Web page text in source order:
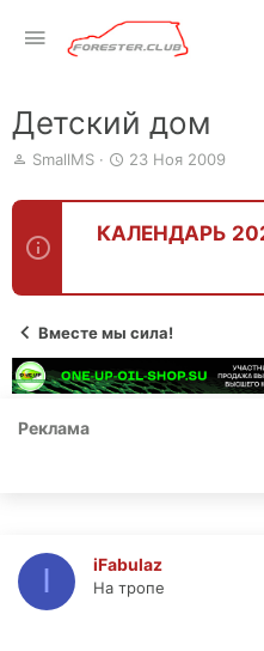
Детский дом
А
т
р
т
ы
SmallMS
Д
т
а
н
л
23 Ноя 2009
КАЛЕНДАРЬ
Вместе мы сила!
Реклама
I iFabulaz
На тропе